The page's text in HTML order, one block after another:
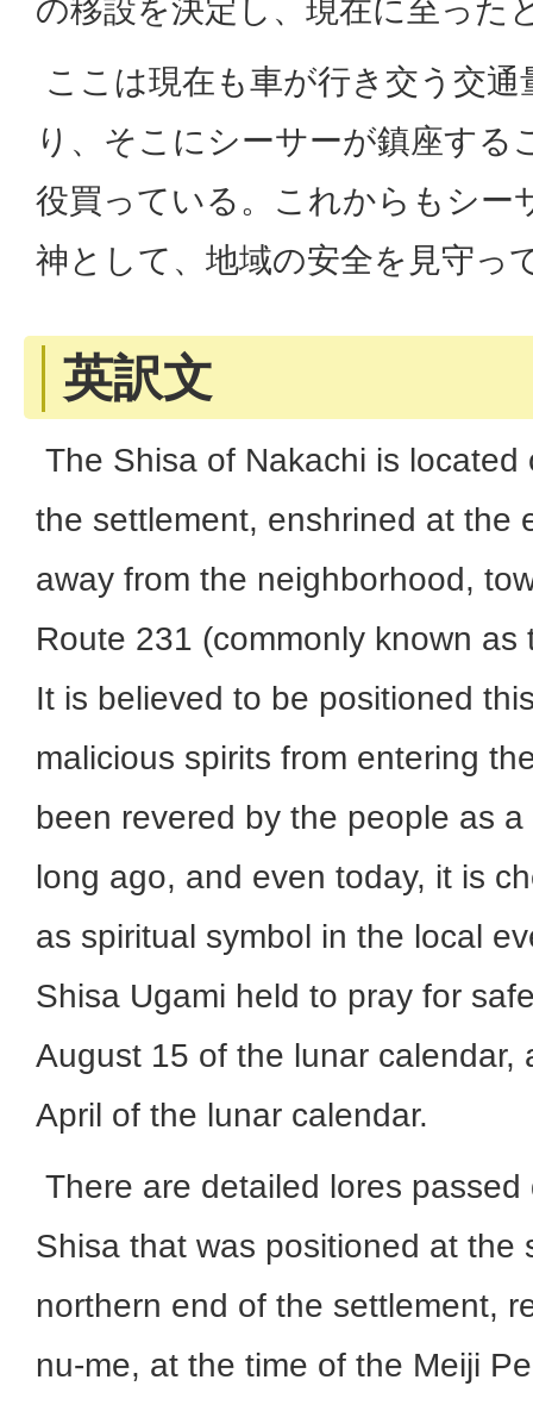
の移設を決定し、現在に至った
ここは現在も車が行き交う交
り、そこにシーサーが鎮座する
役買っている。これからもシー
神として、地域の安全を見守っ
英訳文
The Shisa of Nakachi is
the settlement, enshrined at the
away from the neighborhood,
Route 231 (commonly known
It is believed to be positioned
malicious spirits from entering
been revered by the people as
long ago, and even today, it is
as spiritual symbol in the local
Shisa Ugami held to pray for
August 15 of the lunar calendar,
April of the lunar calendar.
There are detailed lores
Shisa that was positioned at the
northern end of the settlement,
nu-me, at the time of the Meiji